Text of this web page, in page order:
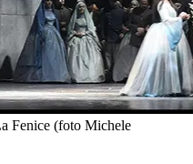
Fenice (foto Michele